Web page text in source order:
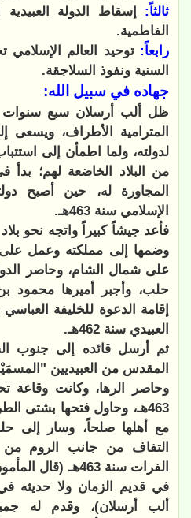
ثالثاً: إسقاط الدولة العبيدية
الفاطمية.
رابعاً: توحيد العالم الإسلامي
السنية ونفوذ السلاجقة.
جهاده في سبيل الله:
ظل ألب أرسلان سبع سنوات
المترامية الأطراف، ويسعى
لدولته، ولما اطمأن إلى
من البلاد الخاضعة لهم؛ بدأ
المجاورة له، حين أصبح
الإسلامي سنة 463هـ.
فأعد جيشاً كبيراً واتجه نحو
وضمها إلى مملكته وعمل على
على شمال الشام، وحاصر
حلب، وأجبر أميرها
إقامة الدعوة للخليفة
العبيدي سنة 462هـ.
ثم أرسل قائده إلى جنوب
المقدس من العبيديين
وحاصر الرها، وكانت وقاعة
463هـ، وحاول فتحها بشتى
مع أهلها صلحاً، وسار إلى
التفاف من جانب الروم من
الفرات سنة 463هـ
في قديم الزمان ولا حديثه
ألب أرسلان)، وقدم له